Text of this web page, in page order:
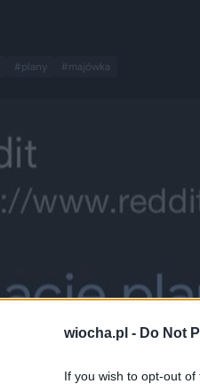
wiocha.pl - Do Not
If you wish to opt-out
#plany #majówka